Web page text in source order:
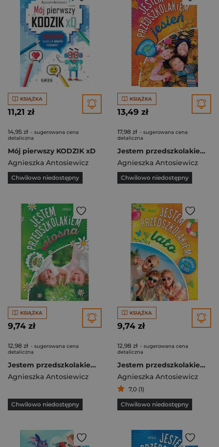
KSIĄŻKA
11,21 zł
14,95 zł - sugerowana cena
detaliczna
Mój pierwszy KODZIK xD
Agnieszka Antosiewicz
Chwilowo niedostępny
KSIĄŻKA
13,49 zł
17,98 zł - sugerowana cena
detaliczna
Jestem przedszkolakiem - jesień
Agnieszka Antosiewicz
Chwilowo niedostępny
KSIĄŻKA
9,74 zł
12,98 zł - sugerowana cena
detaliczna
Jestem przedszkolakiem - wiosna
Agnieszka Antosiewicz
Chwilowo niedostępny
KSIĄŻKA
9,74 zł
12,98 zł - sugerowana cena
detaliczna
Jestem przedszkolakiem lato
Agnieszka Antosiewicz
7,0 (1)
Chwilowo niedostępny